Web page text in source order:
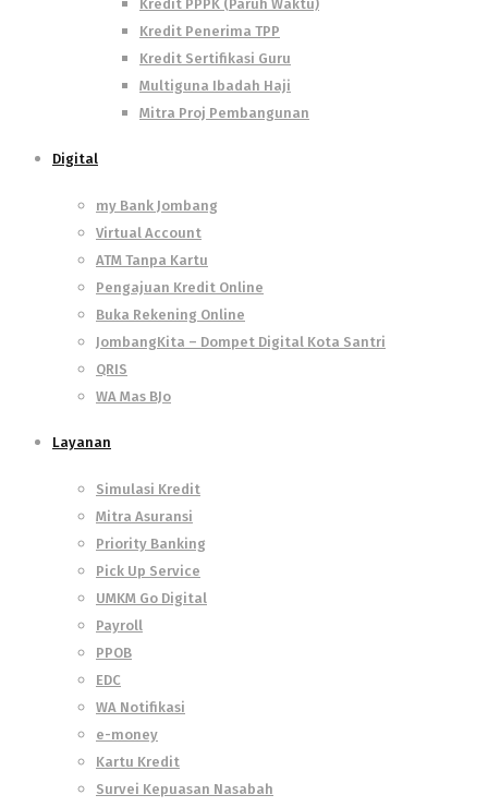
Kredit PPPK (Paruh Waktu)
Kredit Penerima TPP
Kredit Sertifikasi Guru
Multiguna Ibadah Haji
Mitra Proj Pembangunan
Digital
my Bank Jombang
Virtual Account
ATM Tanpa Kartu
Pengajuan Kredit Online
Buka Rekening Online
JombangKita – Dompet Digital Kota Santri
QRIS
WA Mas BJo
Layanan
Simulasi Kredit
Mitra Asuransi
Priority Banking
Pick Up Service
UMKM Go Digital
Payroll
PPOB
EDC
WA Notifikasi
e-money
Kartu Kredit
Survei Kepuasan Nasabah